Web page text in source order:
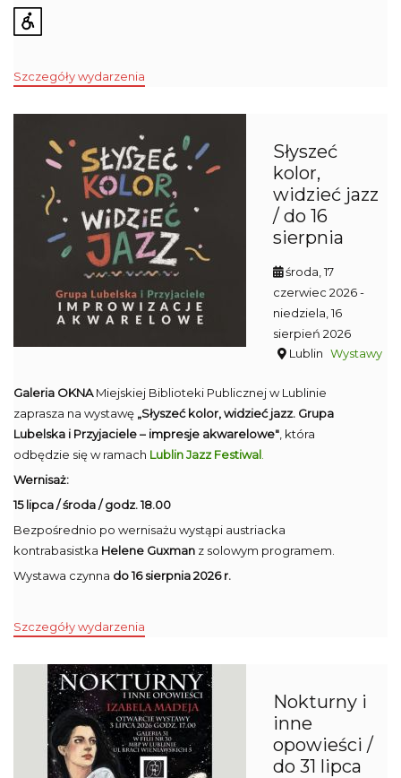
Szczegóły wydarzenia
Słyszeć
kolor,
widzieć jazz
/ do 16
sierpnia
środa, 17
czerwiec 2026-
niedziela, 16
sierpień 2026
Lublin Wystawy
Galeria OKNAMiejskiej Biblioteki Publicznej w Lublinie
zaprasza na wystawę „Słyszeć kolor, widzieć jazz. Grupa
Lubelska i Przyjaciele – impresje akwarelowe" , która
odbędzie się w ramach Lublin Jazz Festiwal
Wernisaż:
15 lipca / środa / godz. 18.00
Bezpośrednio po wernisażu wystąpi austriacka
kontrabasistka Helene Guxman z solowym programem.
Wystawa czynna do 16 sierpnia 2026 r.
Szczegóły wydarzenia
Nokturny i
inne
opowieści /
do 31 lipca